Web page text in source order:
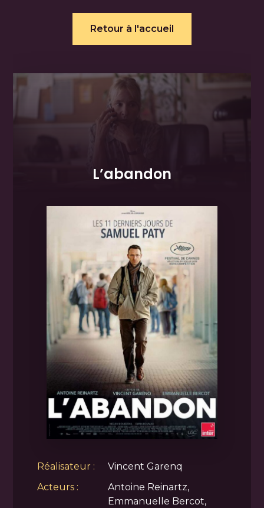
Retour à l'accueil
L’abandon
Réalisateur :
Vincent Garenq
Acteurs :
Antoine Reinartz,
Emmanuelle Bercot,